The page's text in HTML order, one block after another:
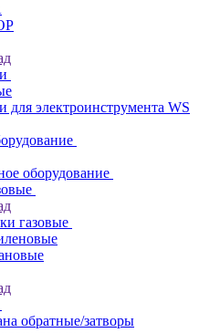
для электроинструмента WS
оборудование
газовые
обратные/затворы